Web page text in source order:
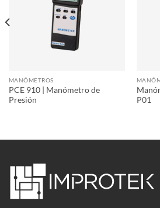
MANÓMETROS
PCE 910 | Manómetro de
Presión
P01